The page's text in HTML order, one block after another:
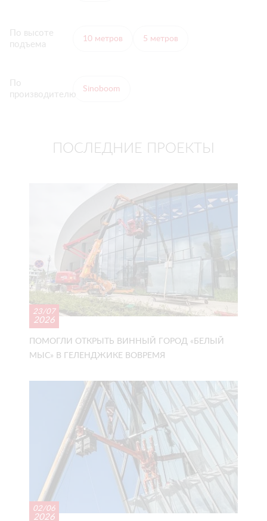
По высоте
подъема
10 метров 5 метров
По
производителю
Sinoboom
ПОСЛЕДНИЕ ПРОЕКТЫ
23/07
2026
ПОМОГЛИ ОТКРЫТЬ ВИННЫЙ ГОРОД «БЕЛЫЙ
МЫС» В ГЕЛЕНДЖИКЕ ВОВРЕМЯ
02/06
2026